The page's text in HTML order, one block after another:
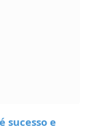
sucesso e